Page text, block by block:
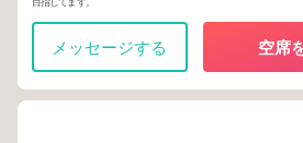
メッセージする 空席